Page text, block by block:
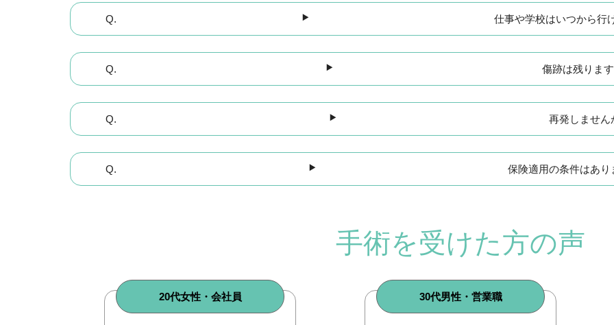
仕事や学校はいつから行
傷跡は残りま
再発しません
保険適用の条件はあり
手術を受けた方の声
20代女性・会社員 30代男性・営業職